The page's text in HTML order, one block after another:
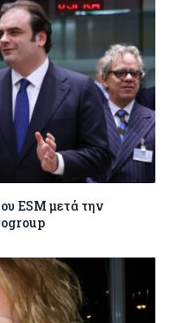
ESM μετά την